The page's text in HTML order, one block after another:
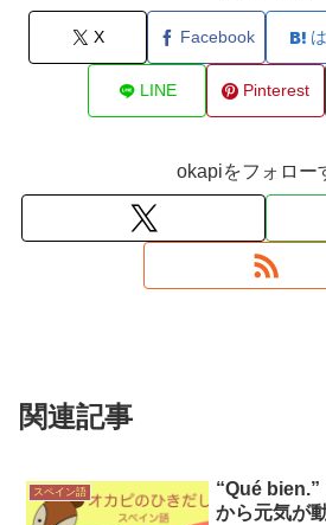
X Facebook
LINE Pinterest
okapiをフォロー
関連記事
スペイン語
“Qué bien.”
から元気が